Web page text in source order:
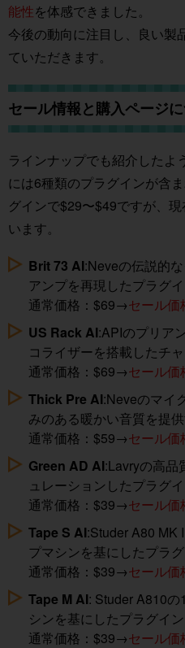
能性を体感できました。
今後の動向に注目し、良い製
ていただきます。
セール情報と購入ページ
ラインナップでも紹介した
には6種類のプラグインが含
グインで$29〜$49ですが、
います。
Brit 73 AI:Neveの伝説的
アンプを再現したプラグ
通常価格：$69→セール価
US Rack AI:APIのプリア
コライザーを搭載したチ
通常価格：$69→セール価
Thick Pre AI:Neveのマイ
みのある暖かい音質を提
通常価格：$59→セール価
Green AD AI:Lavryの高品
ュレーションしたプラグ
通常価格：$39→セール価
Tape S AI:Studer A80 MK
プマシンを基にしたプラ
通常価格：$39→セール価
Tape M AI: Studer A810
シンを基にしたプラグイン
通常価格：$39→セール価